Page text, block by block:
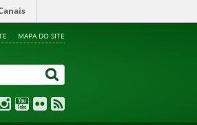
MAPA DO SITE